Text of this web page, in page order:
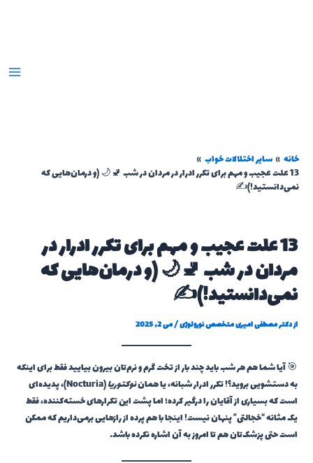
خانه
سایر اختلالات خواب
13 علت عجیب و مهم برای تکرر ادرار در مردان در شب 🚽🌙 (و درمان‌هایی که
نمی‌دانستید!)✍️
13 علت عجیب و مهم برای تکرر ادرار در
مردان در شب 🚽🌙 (و درمان‌هایی که
نمی‌دانستید!)✍️
ازدکتر مصطفی امیری متخصص نورولوژی/می 2, 2025
🎯 آیا شما هم هر شب باید چند بار از تخت گرم و نرم‌تان بیرون بیایید فقط برای اینکه
به دستشویی بروید؟! تکرر ادرار شبانه، یا هماننوکتوریا
(Nocturia)، پدیده‌ای
است که بسیاری از آقایان را درگیر کرده؛ اما پشت این تکرارهای خسته‌کننده، فقط
یک مثانه “خجالتی” پنهان نیست! اینجا با هم پرده از رازهایی برمی‌داریم که ممکن
است حتی پزشک‌تان هم تا امروز به آن اشاره نکرده باشد…